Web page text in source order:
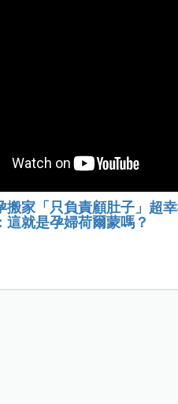
搬家「只負責顧肚子」超
這就是孕婦荷爾蒙嗎？